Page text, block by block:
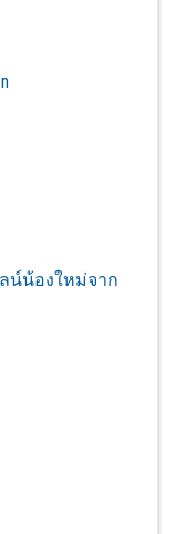
ลน์น้องใหม่จาก